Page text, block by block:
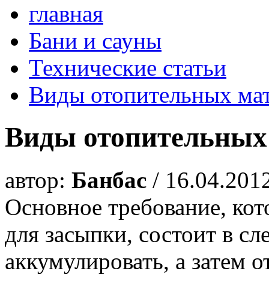
главная
Бани и сауны
Технические статьи
Виды отопительных
Виды
автор: Банбас /
Основное требование,
для засыпки, состоит в
аккумулировать, а затем